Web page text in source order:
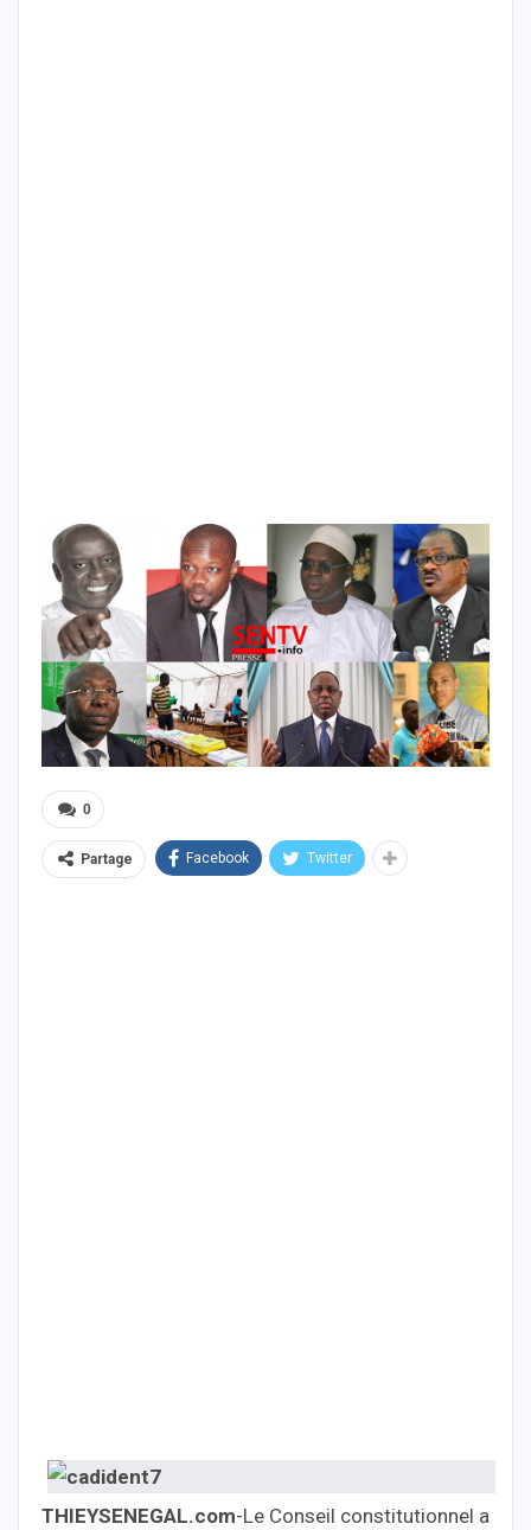
0
Partage Facebook Twitter
THIEYSENEGAL.com-Le Conseil constitutionnel a